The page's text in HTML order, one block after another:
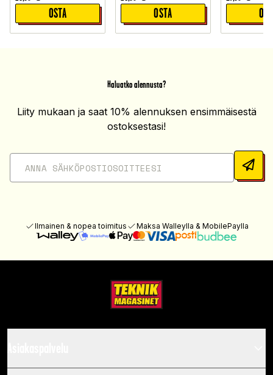
OSTA OSTA
Haluatko alennusta?
Liity mukaan ja saat 10% alennuksen ensimmäisestä
ostoksestasi!
Ilmainen & nopea toimitus Maksa Walleylla & MobilePaylla